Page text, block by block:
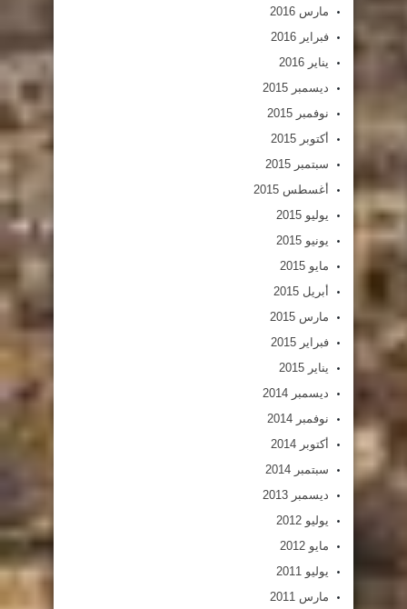
مارس 2016
فبراير 2016
يناير 2016
ديسمبر 2015
نوفمبر 2015
أكتوبر 2015
سبتمبر 2015
أغسطس 2015
يوليو 2015
يونيو 2015
مايو 2015
أبريل 2015
مارس 2015
فبراير 2015
يناير 2015
ديسمبر 2014
نوفمبر 2014
أكتوبر 2014
سبتمبر 2014
ديسمبر 2013
يوليو 2012
مايو 2012
يوليو 2011
مارس 2011